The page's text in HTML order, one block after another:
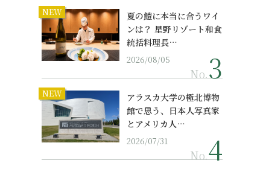
NEW
夏の鱧に本当に合うワイ
ンは？ 星野リゾート和食
統括料理長…
2026/08/05
No.
NEW
アラスカ大学の極北博物
館で思う、日本人写真家
とアメリカ人…
2026/07/31
No.